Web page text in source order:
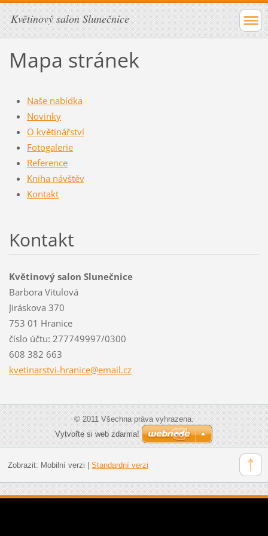
Květinový salon Slunečnice
Mapa stránek
Naše nabídka
Novinky
O květinářství
Fotogalerie
Reference
Kniha návštěv
Kontakt
Kontakt
Květinový salon Slunečnice
Barbora Vitulová
Jiráskova 370
753 01 Hranice
číslo účtu: 277749997/0300
608 382 663
kvetinarstvi-hranice@email.cz
© 2011 Všechna práva vyhrazena.
Vytvořte si web zdarma!
Zobrazit: Mobilní verzi Standardní verzi